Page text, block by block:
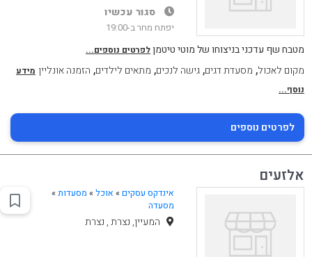
סגור עכשיו
יפתח מחר ב-19:00
מטבח שף עדכני בניצוחו של מוטי טיטמןלפרטים נוספים...
מקום לאכול, מסעדת דגים,גישה לנכים, מתאים לילדים, הזמנה אונליין מידע
נוסף...
לפרטים נוספים
אלזעים
אינדקס עסקים » אוכל» מסעדות»
מסעדה
המעיין, נצרת , נצרת